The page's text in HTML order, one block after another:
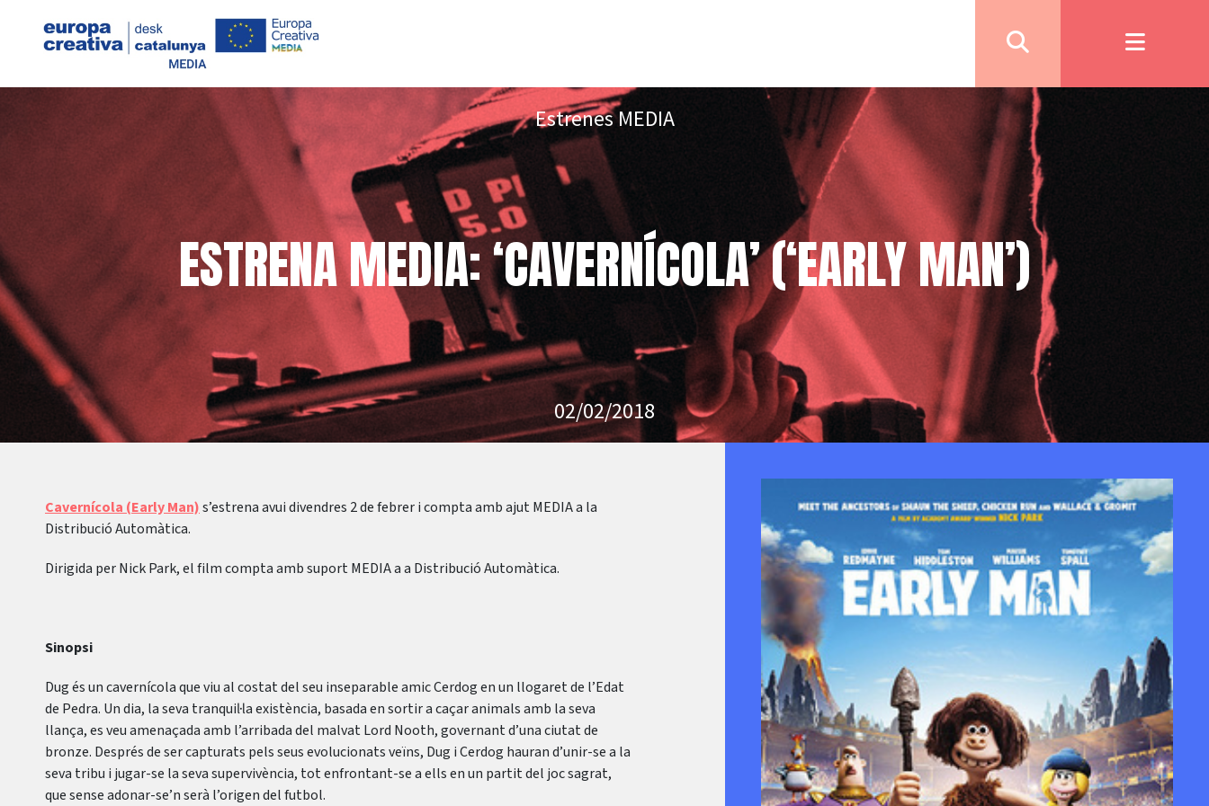
Estrenes MEDIA
ESTRENA MEDIA: ‘CAVERNÍCOLA’ (‘EARLY MAN’)
02/02/2018
Cavernícola (Early Man)s’estrena avui divendres 2 de febrer i compta amb ajut MEDIA a la
Distribució Automàtica.
Dirigida per Nick Park, el film compta amb suport MEDIA a a Distribució Automàtica.
Sinopsi
Dug és un cavernícola que viu al costat del seu inseparable amic Cerdog en un llogaret de l’Edat
de Pedra. Un dia, la seva tranquil·la existència, basada en sortir a caçar animals amb la seva
llança, es veu amenaçada amb l’arribada del malvat Lord Nooth, governant d’una ciutat de
bronze. Després de ser capturats pels seus evolucionats veïns, Dug i Cerdog hauran d’unir-se a la
seva tribu i jugar-se la seva supervivència, tot enfrontant-se a ells en un partit del joc sagrat,
que sense adonar-se’n serà l’origen del futbol.